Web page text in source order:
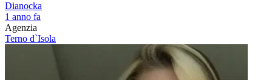
Dianocka
1 anno fa
Agenzia
Terno d`Isola